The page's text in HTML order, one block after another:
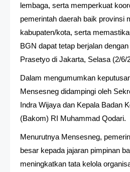
lembaga, serta memperkuat
pemerintah daerah baik provinsi
kabupaten/kota, serta
BGN dapat tetap berjalan
Prasetyo di Jakarta, Selasa (2/6/
Dalam mengumumkan
Mensesneg didampingi oleh
Indra Wijaya dan Kepala Badan
(Bakom) RI Muhammad Qodari.
Menurutnya Mensesneg,
besar kepada jajaran pimpinan
meningkatkan tata kelola